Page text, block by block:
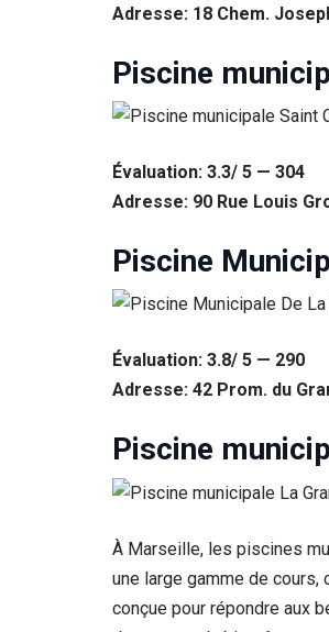
Adresse: 18 Chem.
Piscine
Évaluation: 3.3/ 5 — 304
Adresse: 90 Rue Louis
Piscine
Évaluation: 3.8/ 5 — 290
Adresse: 42 Prom. du
Piscine
À Marseille, les piscines
une large gamme de cours,
conçue pour répondre aux
facultatifs. Ils
nécessaires au
fonctionnement
du site Web.
Statistiques
et la structure
de la façon
Experience
aussi bien que
possible lors
de votre visite.